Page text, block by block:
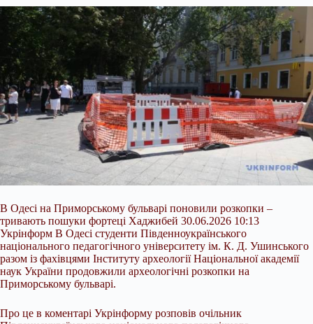
В Одесі на Приморському бульварі поновили розкопки –
тривають пошуки фортеці Хаджибей 30.06.2026 10:13
Укрінформ В Одесі студенти Південноукраїнського
національного педагогічного університету ім. К. Д. Ушинського
разом із фахівцями Інституту археології Національної академії
наук України продовжили археологічні розкопки на
Приморському бульварі.
Про це в коментарі Укрінформу розповів очільник